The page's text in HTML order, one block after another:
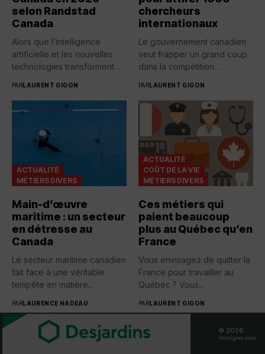
selon Randstad
Canada
Alors que l’intelligence
artificielle et les nouvelles
technologies transforment en
PARLAURENT GIGON
chercheurs
internationaux
Le gouvernement canadien
veut frapper un grand coup
dans la compétition
PARLAURENT GIGON
ACTUALITÉ
MÉTIERS DIVERS
Main-d’œuvre
maritime : un secteur
en détresse au
Canada
Le secteur maritime canadien
fait face à une véritable
tempête en matière...
PARLAURENCE NADEAU
ACTUALITÉ
COÛT DE LA VIE
MÉTIERS DIVERS
Ces métiers qui
paient beaucoup
plus au Québec qu’en
France
Vous envisagez de quitter la
France pour travailler au
Québec ? Vous...
PARLAURENT GIGON
© 2026
immigrer.com